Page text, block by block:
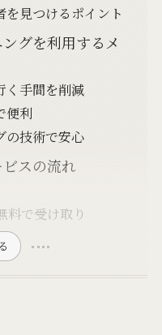
を見つけるポイント
グを利用するメ
く手間を削減
便利
の技術で安心
スの流れ
料で受け取り